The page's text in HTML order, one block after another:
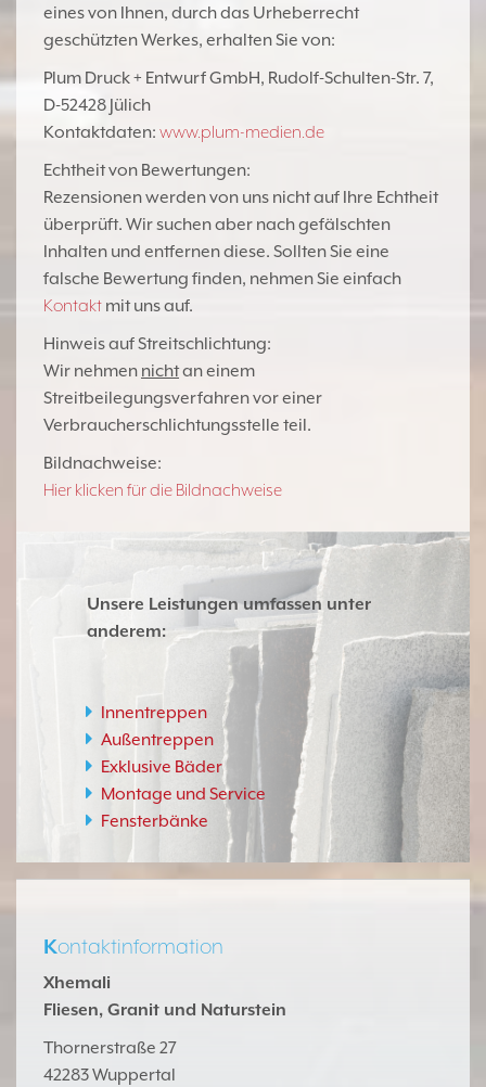
eines von Ihnen, durch das Urheberrecht
geschützten Werkes, erhalten Sie von:
Plum Druck + Entwurf GmbH, Rudolf-Schulten-Str. 7,
D-52428 Jülich
Kontaktdaten: www.plum-medien.de
Echtheit von Bewertungen:
Rezensionen werden von uns nicht auf Ihre Echtheit
überprüft. Wir suchen aber nach gefälschten
Inhalten und entfernen diese. Sollten Sie eine
falsche Bewertung finden, nehmen Sie einfach
Kontakt mit uns auf.
Hinweis auf Streitschlichtung:
Wir nehmen nichtan einem
Streitbeilegungsverfahren vor einer
Verbraucherschlichtungsstelle teil.
Bildnachweise:
Hier klicken für die Bildnachweise
Unsere Leistungen umfassen unter
anderem:
Innentreppen
Außentreppen
Exklusive Bäder
Montage und Service
Fensterbänke
Kontaktinformation
Xhemali
Fliesen, Granit und Naturstein
Thornerstraße 27
42283 Wuppertal